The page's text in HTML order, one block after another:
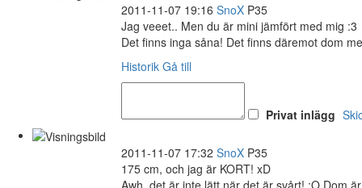
2011-11-07 19:16 SnoX P35
Jag veeet.. Men du är mini jämfört med mig :3
Det finns inga såna! Det finns däremot dom
Historik Gå till
Privat inlägg
2011-11-07 17:32 SnoX P35
175 cm, och jag är KORT! xD